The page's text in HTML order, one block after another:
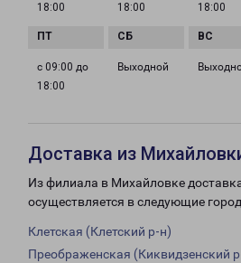
18:00
18:00
18:00
с 09:00 до
18:00
Выходной
Доставка из
Из филиала в Михайловке
осуществляется в следующие
Клетская (Клетский р-н)
Преображенская (Киквидзенский